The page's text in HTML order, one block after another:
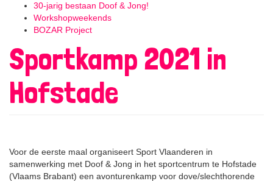
30-jarig bestaan Doof & Jong!
Workshopweekends
BOZAR Project
Sportkamp 2021 in
Hofstade
Voor de eerste maal organiseert Sport Vlaanderen in
samenwerking met Doof & Jong in het sportcentrum te Hofstade
(Vlaams Brabant) een avonturenkamp voor dove/slechthorende